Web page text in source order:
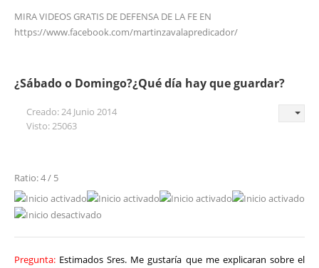
MIRA VIDEOS GRATIS DE DEFENSA DE LA FE EN
https://www.facebook.com/martinzavalapredicador/
¿Sábado o Domingo?¿Qué día hay que guardar?
Creado: 24 Junio 2014
Visto: 25063
Ratio: 4 / 5
Pregunta: Estimados Sres. Me gustaría que me explicaran sobre el